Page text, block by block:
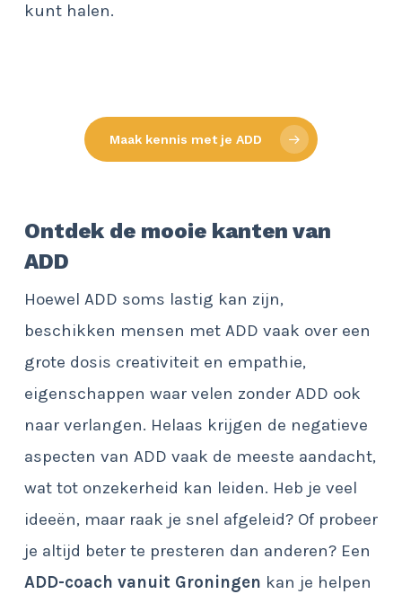
kunt halen.
Maak kennis met je ADD
Ontdek de mooie kanten van
ADD
Hoewel ADD soms lastig kan zijn,
beschikken mensen met ADD vaak over een
grote dosis creativiteit en empathie,
eigenschappen waar velen zonder ADD ook
naar verlangen. Helaas krijgen de negatieve
aspecten van ADD vaak de meeste aandacht,
wat tot onzekerheid kan leiden. Heb je veel
ideeën, maar raak je snel afgeleid? Of probeer
je altijd beter te presteren dan anderen? Een
ADD-coach vanuit Groningen kan je helpen